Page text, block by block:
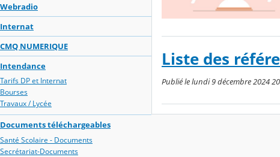
Webradio
Internat
CMQ NUMERIQUE
Intendance
Tarifs DP et Internat
Bourses
Travaux / Lycée
Documents téléchargeables
Santé Scolaire - Documents
Secrétariat-Documents
Liste des
Publié le lundi 9 décembre 2024